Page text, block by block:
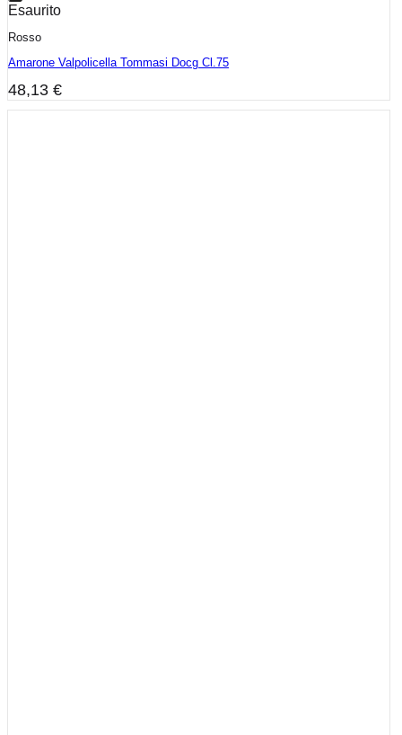
Esaurito
Rosso
Amarone Valpolicella Tommasi Docg Cl.75
48,13 €